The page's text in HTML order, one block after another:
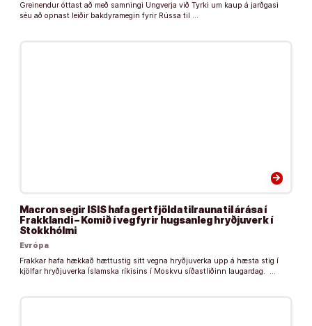
Greinendur óttast að með samningi Ungverja við Tyrki um kaup á jarðgasi
séu að opnast leiðir bakdyramegin fyrir Rússa til …
arrow_forward
Macron segir ISIS hafa gert fjölda tilrauna til árása í
Frakklandi – Komið í veg fyrir hugsanleg hryðjuverk í
Stokkhólmi
Evrópa
Frakkar hafa hækkað hættustig sitt vegna hryðjuverka upp á hæsta stig í
kjölfar hryðjuverka Íslamska ríkisins í Moskvu síðastliðinn laugardag. …